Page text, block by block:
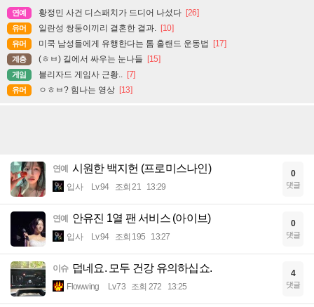
연예 황정민 사건 디스패치가 드디어 나섰다 [26]
유머 일란성 쌍둥이끼리 결혼한 결과. [10]
유머 미쿡 남성들에게 유행한다는 톰 홀랜드 운동법 [17]
계층 (ㅎㅂ) 길에서 싸우는 눈나들 [15]
게임 블리자드 게임사 근황.. [7]
유머 ㅇㅎㅂ? 힘나는 영상 [13]
연예 시원한 백지헌 (프로미스나인)
입사 Lv.94 조회 21 13:29
0
댓글
연예 안유진 1열 팬 서비스 (아이브)
입사 Lv.94 조회 195 13:27
0
댓글
이슈 덥네요. 모두 건강 유의하십쇼.
Flowwing Lv.73 조회 272 13:25
4
댓글